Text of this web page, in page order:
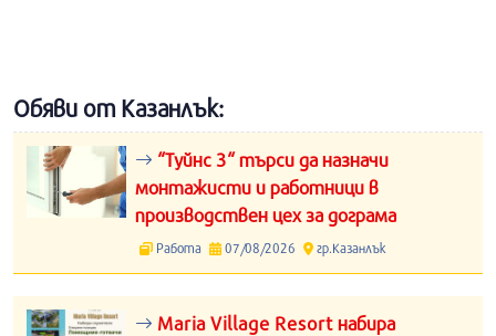
Обяви от Казанлък:
“Туйнс 3“ търси да назначи
монтажисти и работници в
производствен цех за дограма
Работа 07/08/2026 гр.Казанлък
Maria Village Resort набира